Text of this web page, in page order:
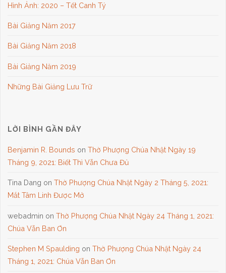
Hình Ảnh: 2020 – Tết Canh Tý
Bài Giảng Năm 2017
Bài Giảng Năm 2018
Bài Giảng Năm 2019
Những Bài Giảng Lưu Trữ
LỜI BÌNH GẦN ĐÂY
Benjamin R. Bounds onThờ Phượng Chúa Nhật Ngày 19
Tháng 9, 2021: Biết Thì Vẫn Chưa Đủ
Tina Dang onThờ Phượng Chúa Nhật Ngày 2 Tháng 5, 2021:
Mắt Tâm Linh Được Mở
webadmin onThờ Phượng Chúa Nhật Ngày 24 Tháng 1, 2021:
Chúa Vẫn Ban Ơn
Stephen M Spaulding onThờ Phượng Chúa Nhật Ngày 24
Tháng 1, 2021: Chúa Vẫn Ban Ơn